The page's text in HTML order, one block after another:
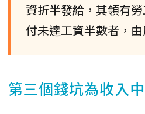
資折半發給 ，其領有
付未達工資半數者，由
第三個錢坑為收入